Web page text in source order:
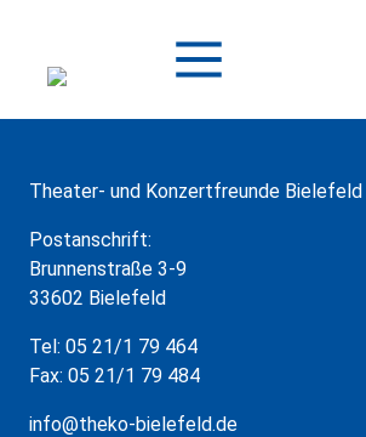
springen
Theater- und Konzertfreunde Bielefeld
Postanschrift:
Brunnenstraße 3-9
33602 Bielefeld
Tel: 05 21/1 79 464
Fax: 05 21/1 79 484
info@theko-bielefeld.de